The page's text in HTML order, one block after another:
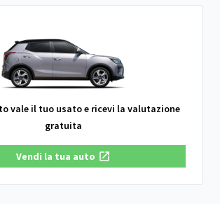
vale il tuo usato e ricevi la valutazione
gratuita
Vendi la tua auto